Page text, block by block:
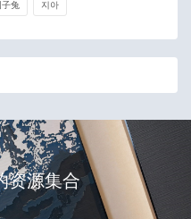
子兔 지아
资源集合